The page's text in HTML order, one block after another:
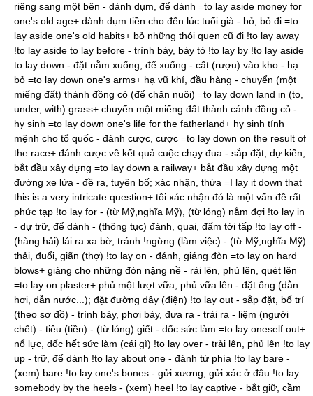
riêng sang một bên - dành dụm, để dành =to lay aside money for
one's old age+ dành dụm tiền cho đến lúc tuổi già - bỏ, bỏ đi =to
lay aside one's old habits+ bỏ những thói quen cũ đi !to lay away
!to lay aside to lay before - trình bày, bày tỏ !to lay by !to lay aside
to lay down - đặt nằm xuống, để xuống - cất (rượu) vào kho - hạ
bỏ =to lay down one's arms+ hạ vũ khí, đầu hàng - chuyển (một
miếng đất) thành đồng cỏ (để chăn nuôi) =to lay down land in (to,
under, with) grass+ chuyển một miếng đất thành cánh đồng cỏ -
hy sinh =to lay down one's life for the fatherland+ hy sinh tính
mệnh cho tổ quốc - đánh cược, cược =to lay down on the result of
the race+ đánh cược về kết quả cuộc chạy đua - sắp đặt, dự kiến,
bắt đầu xây dựng =to lay down a railway+ bắt đầu xây dựng một
đường xe lửa - đề ra, tuyên bố; xác nhận, thừa =I lay it down that
this is a very intricate question+ tôi xác nhận đó là một vấn đề rất
phức tạp !to lay for - (từ Mỹ,nghĩa Mỹ), (từ lóng) nằm đợi !to lay in
- dự trữ, để dành - (thông tục) đánh, quai, đấm tới tấp !to lay off -
(hàng hải) lái ra xa bờ, tránh !ngừng (làm việc) - (từ Mỹ,nghĩa Mỹ)
thải, đuổi, giãn (thợ) !to lay on - đánh, giáng đòn =to lay on hard
blows+ giáng cho những đòn nặng nề - rải lên, phủ lên, quét lên
=to lay on plaster+ phủ một lượt vữa, phủ vữa lên - đặt ống (dẫn
hơi, dẫn nước...); đặt đường dây (điện) !to lay out - sắp đặt, bố trí
(theo sơ đồ) - trình bày, phơi bày, đưa ra - trải ra - liệm (người
chết) - tiêu (tiền) - (từ lóng) giết - dốc sức làm =to lay oneself out+
nổ lực, dốc hết sức làm (cái gì) !to lay over - trải lên, phủ lên !to lay
up - trữ, để dành !to lay about one - đánh tứ phía !to lay bare -
(xem) bare !to lay one's bones - gửi xương, gửi xác ở đâu !to lay
somebody by the heels - (xem) heel !to lay captive - bắt giữ, cầm